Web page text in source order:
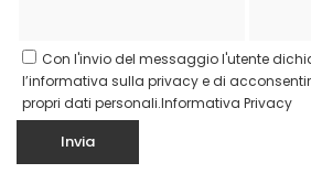
Con l'invio del messaggio l'utente
l’informativa sulla privacy e di
propri dati personali.Informativa Privacy